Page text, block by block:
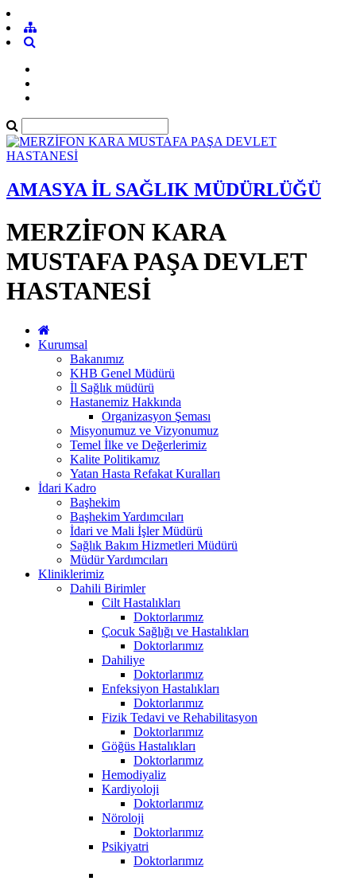
AMASYA İL SAĞLIK MÜDÜRLÜĞÜ
MERZİFON KARA
MUSTAFA PAŞA DEVLET
HASTANESİ
Kurumsal
Bakanımız
KHB Genel Müdürü
İl Sağlık müdürü
Hastanemiz Hakkında
Organizasyon Şeması
Misyonumuz ve Vizyonumuz
Temel İlke ve Değerlerimiz
Kalite Politikamız
Yatan Hasta Refakat Kuralları
İdari Kadro
Başhekim
Başhekim Yardımcıları
İdari ve Mali İşler Müdürü
Sağlık Bakım Hizmetleri Müdürü
Müdür Yardımcıları
Kliniklerimiz
Dahili Birimler
Cilt Hastalıkları
Doktorlarımız
Çocuk Sağlığı ve Hastalıkları
Doktorlarımız
Dahiliye
Doktorlarımız
Enfeksiyon Hastalıkları
Doktorlarımız
Fizik Tedavi ve Rehabilitasyon
Doktorlarımız
Göğüs Hastalıkları
Doktorlarımız
Hemodiyaliz
Kardiyoloji
Doktorlarımız
Nöroloji
Doktorlarımız
Psikiyatri
Doktorlarımız